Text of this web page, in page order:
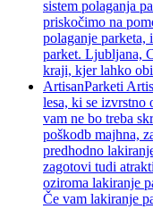
sistem polaganja
priskočimo na
polaganje parketa,
parket. Ljubljana,
kraji, kjer lahko
ArtisanParketi
lesa, ki se izvrstno
vam ne bo treba
poškodb majhna,
predhodno
zagotovi tudi
oziroma lakiranje
Če vam lakiranje